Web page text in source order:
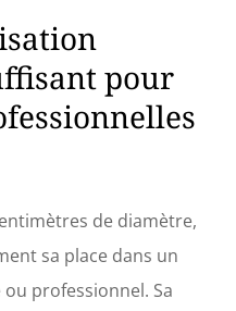
pour
de diamètre,
sa place dans un
professionnel. Sa